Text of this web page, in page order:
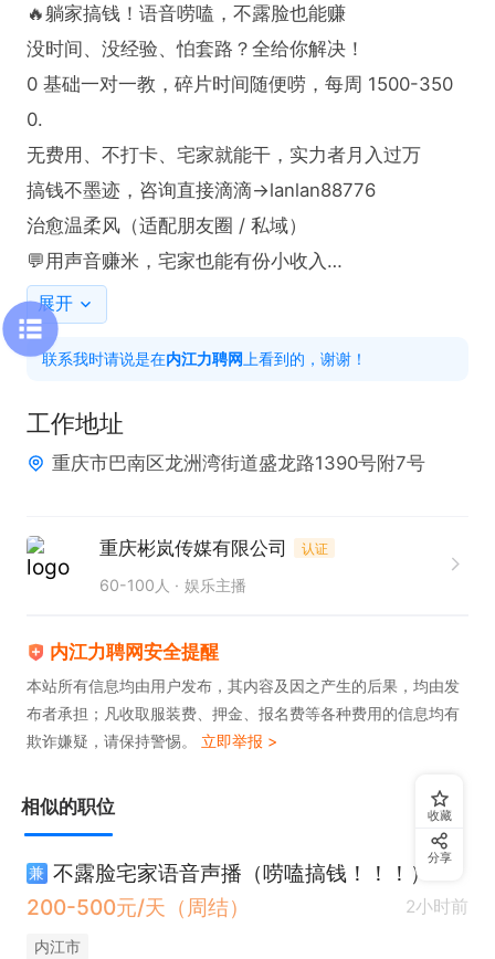
🔥躺家搞钱！语音唠嗑，不露脸也能赚
没时间、没经验、怕套路？全给你解决！
0 基础一对一教，碎片时间随便唠，每周 1500-350
0.
无费用、不打卡、宅家就能干，实力者月入过万
搞钱不墨迹，咨询直接滴滴→lanlan88776
治愈温柔风（适配朋友圈 / 私域）
💬用声音赚米，宅家也能有份小收入
不用露脸，不用通勤，只需动动嘴唠唠嗑
不管是学生党、宝妈还是上班族，碎片时间都能利用
0 基础有教学，有问题有解答，轻松无压力
想加入的集美，滴滴 lanlan88776，温柔陪你搞钱✨
展开
联系我时请说是在内江力聘网 上看到的，谢谢！
工作地址
重庆市巴南区龙洲湾街道盛龙路1390号附7号
重庆彬岚传媒有限公司 认证
60-100人 娱乐主播
内江力聘网安全提醒
本站所有信息均由用户发布，其内容及因之产生的后果，均由发
布者承担；凡收取服装费、押金、报名费等各种费用的信息均有
欺诈嫌疑，请保持警惕。 立即举报 >
相似的职位
兼 不露脸宅家语音声播（唠嗑搞钱！！！）
200-500元/天（周结）
2小时前
内江市
收藏
分享